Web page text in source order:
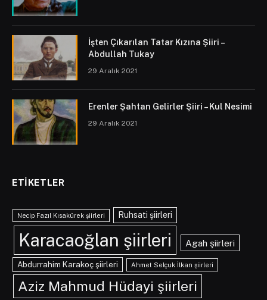
İşten Çıkarılan Tatar Kızına Şiiri –
Abdullah Tukay
29 Aralık 2021
Erenler Şahtan Gelirler Şiiri – Kul Nesimi
29 Aralık 2021
ETIKETLER
Necip Fazıl Kısakürek şiirleri Ruhsati şiirleri
Karacaoğlan şiirleri Agah şiirleri
Abdurrahim Karakoç şiirleri Ahmet Selçuk İlkan şiirleri
Aziz Mahmud Hüdayi şiirleri